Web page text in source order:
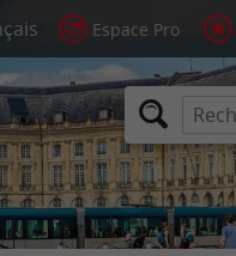
Espace Pro